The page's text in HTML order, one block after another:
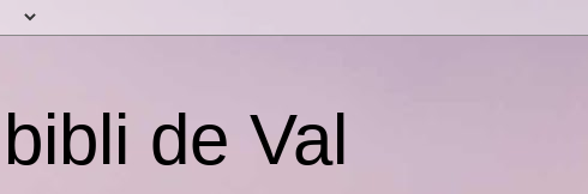
de Val